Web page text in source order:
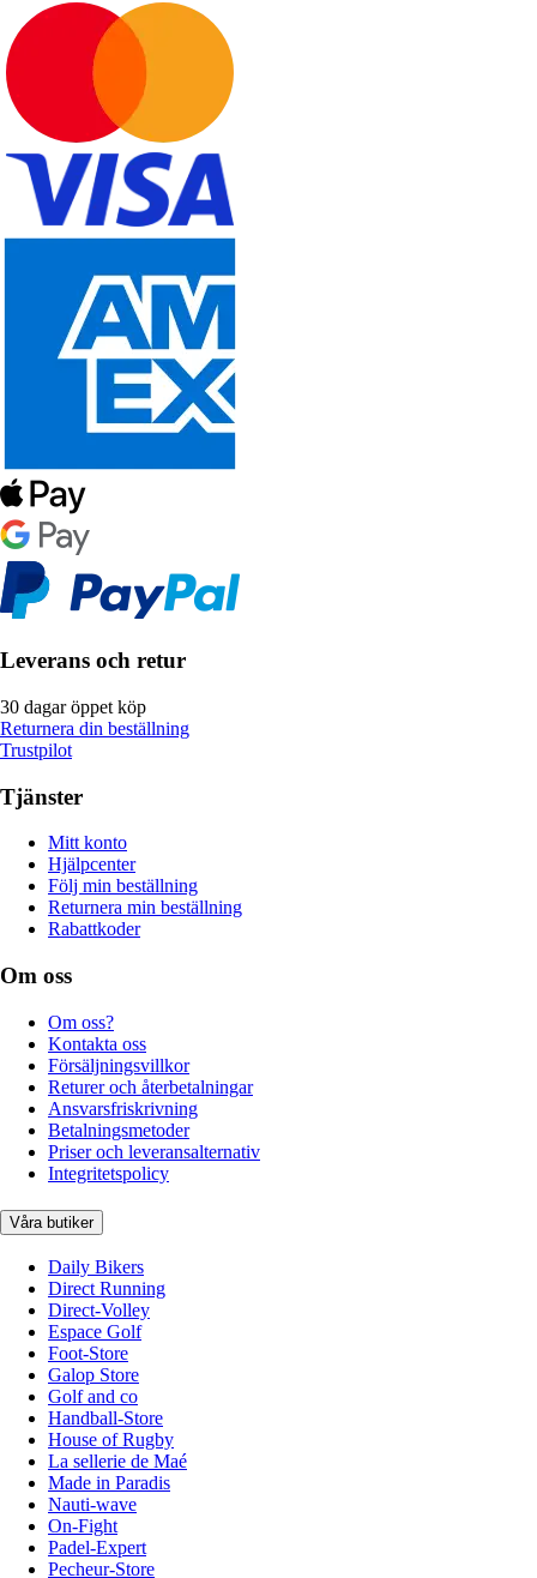
Leverans och retur
30 dagar öppet köp
Returnera din beställning
Trustpilot
Tjänster
Mitt konto
Hjälpcenter
Följ min beställning
Returnera min beställning
Rabattkoder
Om oss
Om oss?
Kontakta oss
Försäljningsvillkor
Returer och återbetalningar
Ansvarsfriskrivning
Betalningsmetoder
Priser och leveransalternativ
Integritetspolicy
Våra butiker
Daily Bikers
Direct Running
Direct-Volley
Espace Golf
Foot-Store
Galop Store
Golf and co
Handball-Store
House of Rugby
La sellerie de Maé
Made in Paradis
Nauti-wave
On-Fight
Padel-Expert
Pecheur-Store